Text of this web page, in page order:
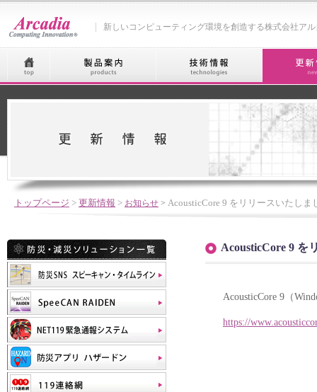
新しいコンピューティング環境を創造する株式会社ア
トップページ > 更新情報 > お知らせ > AcousticCore 9 をリリースいたしま
AcousticCore 9 を
AcousticCore 9（
https://